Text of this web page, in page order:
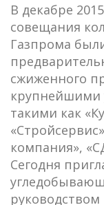
В декабре
совещания
Газпрома
сжиженного
крупнейшими
такими как
компания»,
Сегодня